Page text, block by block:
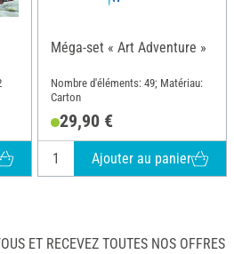
Méga-set « Art Adventure »
Nombre d'éléments: 49; Matériau:
Carton
29,90 €
Ajouter au panier
ET RECEVEZ TOUTES NOS OFFRES